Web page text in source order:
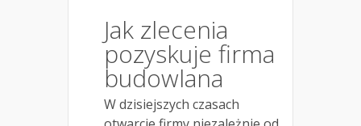
Jak zlecenia
pozyskuje firma
budowlana
W dzisiejszych czasach